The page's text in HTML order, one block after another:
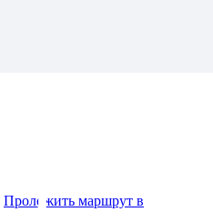
Проложить маршрут в